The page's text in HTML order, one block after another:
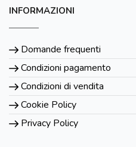
INFORMAZIONI
Domande frequenti
Condizioni pagamento
Condizioni di vendita
Cookie Policy
Privacy Policy